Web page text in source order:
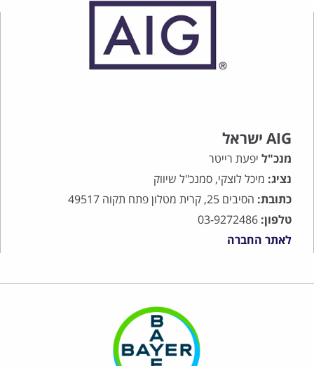
AIG ישראל
מנכ"ל יפעת רייטר
נציג: מיכל לוצקי, סמנכ"ל שיווק
כתובת: הסיבים 25, קרית מטלון פתח תקוה 49517
טלפון: 03-9272486
לאתר החברה